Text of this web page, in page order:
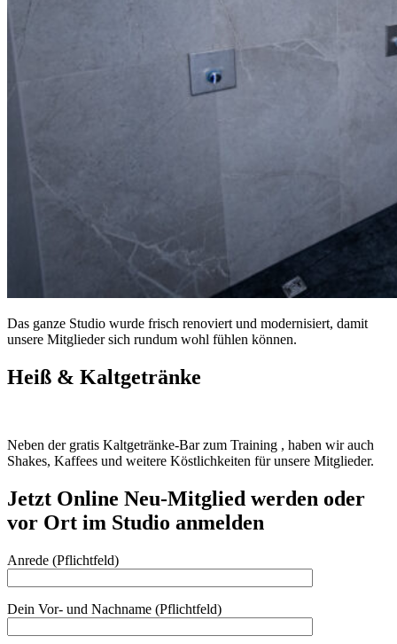
Das ganze Studio wurde frisch renoviert und modernisiert, damit
unsere Mitglieder sich rundum wohl fühlen können.
Heiß & Kaltgetränke
Neben der gratis Kaltgetränke-Bar zum Training , haben wir auch
Shakes, Kaffees und weitere Köstlichkeiten für unsere Mitglieder.
Jetzt Online Neu-Mitglied werden oder
vor Ort im Studio anmelden
Anrede (Pflichtfeld)
Dein Vor- und Nachname (Pflichtfeld)